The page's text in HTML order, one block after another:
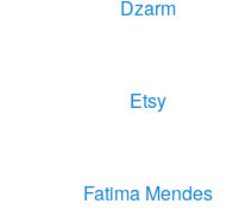
Dzarm
Etsy
Fatima Mendes